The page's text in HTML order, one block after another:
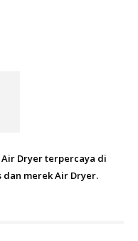
Dryer terpercaya di
dan merek Air Dryer.